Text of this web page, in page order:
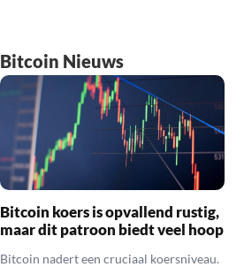
Bitcoin Nieuws
Bitcoin koers is opvallend rustig,
maar dit patroon biedt veel hoop
Bitcoin nadert een cruciaal koersniveau.